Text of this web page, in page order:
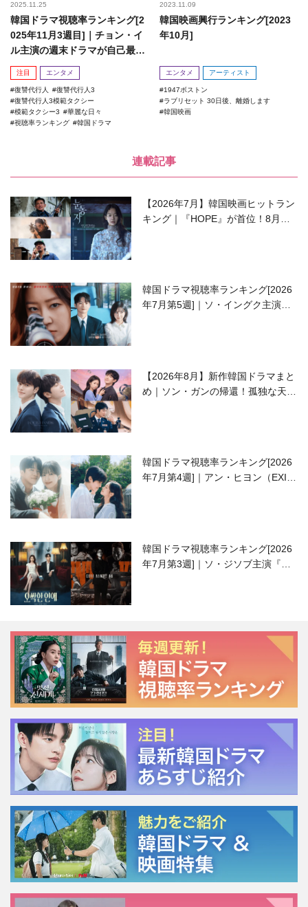
2025.11.25
韓国ドラマ視聴率ランキング[2
025年11月3週目]｜チョン・イ
ル主演の週末ドラマが自己最高
記録を更新！
注目 エンタメ
復讐代行人
復讐代行人3
復讐代行人3模範タクシー
模範タクシー3
華麗な日々
視聴率ランキング
韓国ドラマ
2023.11.09
韓国映画興行ランキング[2023
年10月]
エンタメ アーティスト
1947ボストン
ラブリセット 30日後、離婚します
韓国映画
連載記事
【2026年7月】韓国映画ヒットラン
キング｜『HOPE』が首位！8月公
韓国ドラマ視聴率ランキング[2026
年7月第5週]｜ソ・イングク主演の
【2026年8月】新作韓国ドラマまと
め｜ソン・ガンの帰還！孤独な天才
韓国ドラマ視聴率ランキング[2026
年7月第4週]｜アン・ヒヨン（EXID
韓国ドラマ視聴率ランキング[2026
年7月第3週]｜ソ・ジソブ主演『エ